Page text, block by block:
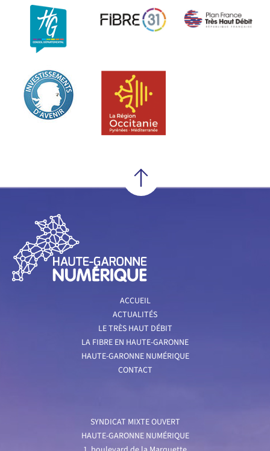
En savoir +
ACCUEIL
ACTUALITÉS
LE TRÈS HAUT DÉBIT
LA FIBRE EN HAUTE-GARONNE
HAUTE-GARONNE NUMÉRIQUE
CONTACT
SYNDICAT MIXTE OUVERT
HAUTE-GARONNE NUMÉRIQUE